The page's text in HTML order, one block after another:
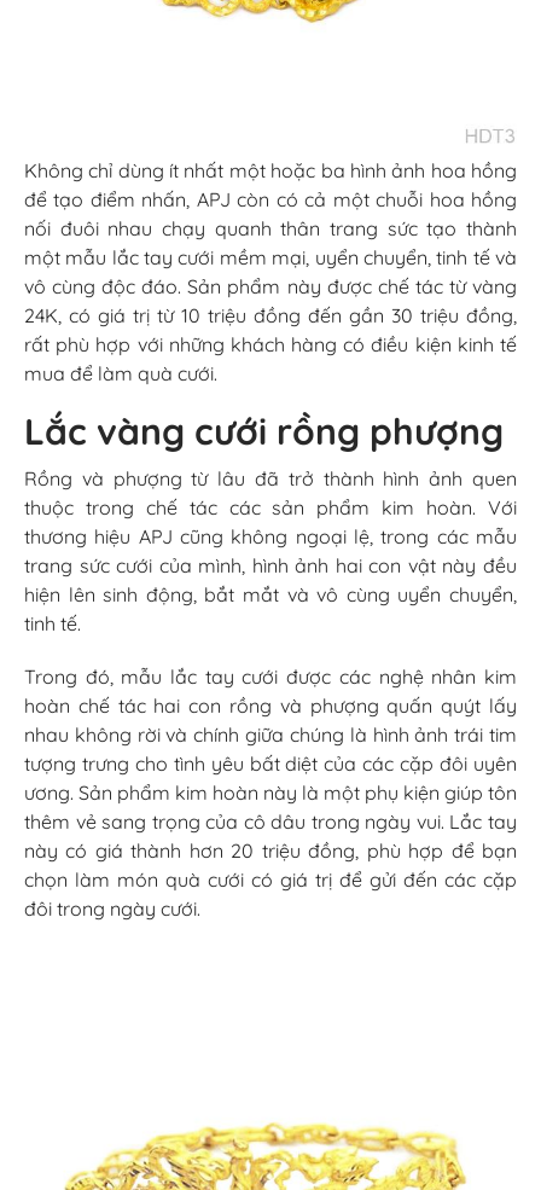
Không chỉ dùng ít nhất một hoặc ba hình ảnh hoa hồng
để tạo điểm nhấn, APJ còn có cả một chuỗi hoa hồng
nối đuôi nhau chạy quanh thân trang sức tạo thành
một mẫu lắc tay cưới mềm mại, uyển chuyển, tinh tế và
vô cùng độc đáo. Sản phẩm này được chế tác từ vàng
24K, có giá trị từ 10 triệu đồng đến gần 30 triệu đồng,
rất phù hợp với những khách hàng có điều kiện kinh tế
mua để làm quà cưới.
Lắc vàng cưới rồng phượng
Rồng và phượng từ lâu đã trở thành hình ảnh quen
thuộc trong chế tác các sản phẩm kim hoàn. Với
thương hiệu APJ cũng không ngoại lệ, trong các mẫu
trang sức cưới của mình, hình ảnh hai con vật này đều
hiện lên sinh động, bắt mắt và vô cùng uyển chuyển,
tinh tế.
Trong đó, mẫu lắc tay cưới được các nghệ nhân kim
hoàn chế tác hai con rồng và phượng quấn quýt lấy
nhau không rời và chính giữa chúng là hình ảnh trái tim
tượng trưng cho tình yêu bất diệt của các cặp đôi uyên
ương. Sản phẩm kim hoàn này là một phụ kiện giúp tôn
thêm vẻ sang trọng của cô dâu trong ngày vui. Lắc tay
này có giá thành hơn 20 triệu đồng, phù hợp để bạn
chọn làm món quà cưới có giá trị để gửi đến các cặp
đôi trong ngày cưới.